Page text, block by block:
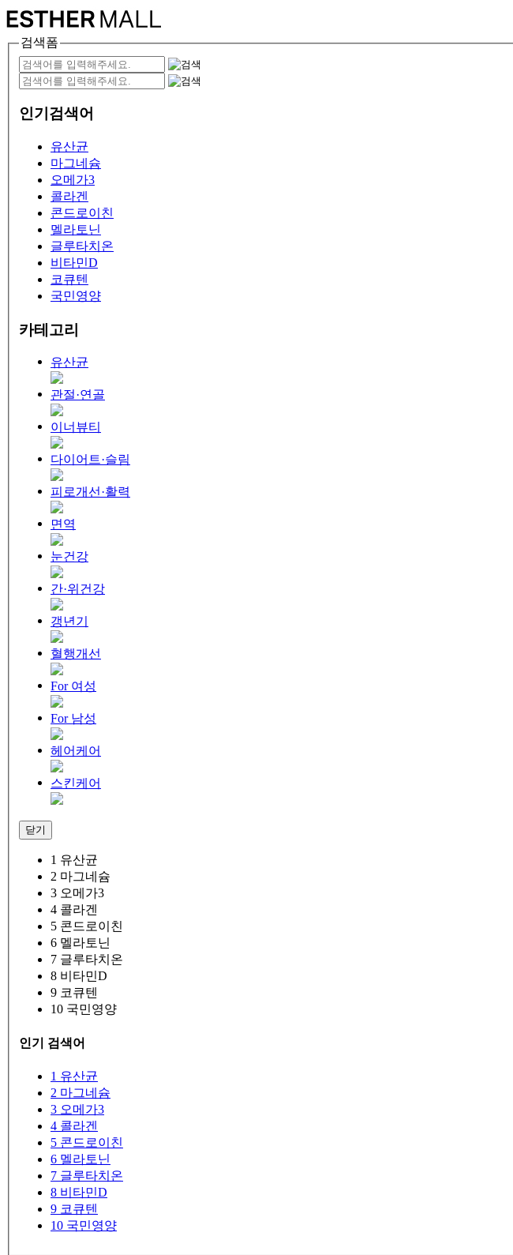
검색폼
인기검색어
유산균
마그네슘
오메가3
콜라겐
콘드로이친
멜라토닌
글루타치온
비타민D
코큐텐
국민영양
카테고리
유산균
관절·연골
이너뷰티
다이어트·슬림
피로개선·활력
면역
눈건강
간·위건강
갱년기
혈행개선
For 여성
For 남성
헤어케어
스킨케어
닫기
1 유산균
2 마그네슘
3 오메가3
4 콜라겐
5 콘드로이친
6 멜라토닌
7 글루타치온
8 비타민D
9 코큐텐
10 국민영양
인기 검색어
1 유산균
2 마그네슘
3 오메가3
4 콜라겐
5 콘드로이친
6 멜라토닌
7 글루타치온
8 비타민D
9 코큐텐
10 국민영양